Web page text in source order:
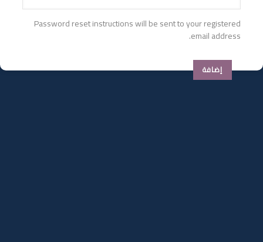
Password reset instructions will be sent to your registered
email address.